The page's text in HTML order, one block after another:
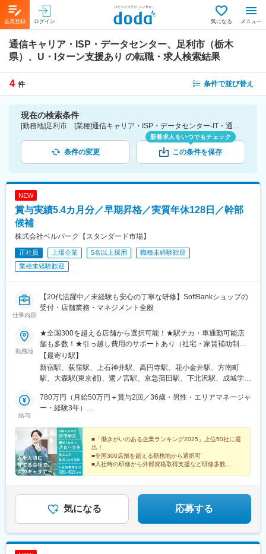
会員登録 ログイン 気になる メニュー
通信キャリア・ISP・データセンター、足利市（栃木
県）、U・Iターン支援あり の転職・求人検索結果
4 件 条件で並び替え
現在の検索条件
[勤務地]足利市 [業種]通信キャリア・ISP・データセンター-IT・通信業界 [詳細条件](待遇・福利厚生)U・Iターン支援あり
条件の変更
新着求人をいつでもチェック
この条件を保存
NEW
賞与実績5.4カ月分／早期昇格／実質年休128日／幹部
候補
株式会社ベルパーク【スタンダード市場】
正社員 上場企業 5名以上採用
職種未経験歓迎
業種未経験歓迎
仕事内容
【20代活躍中／未経験も安心の丁寧な研修】SoftBankショップの
受付・店舗業務・マネジメント全般
勤務地
★全国300を超える店舗から選択可能！★駅チカ・車通勤可能店
舗も多数！★引っ越し費用のサポートあり（社宅・家賃補助制度
など）※U・Iターン支援あり！ご希望の方も、安心してご応募くだ
さい！※受動喫煙体制：屋内全面禁煙（配属先規定に準ずる）＜特
に、積極採用中！＞東京、神奈川、千葉、埼玉、福井、三重、岐
葉、埼玉、栃木、群馬、茨城【北陸・甲信越】福井、新潟【東
海】愛知、三重、岐阜【関西】大阪【中国】岡山、広島、鳥取、
囲：会社の定める業務就業場所の変更の範囲：会社の定める場所
【最寄り駅】
新宿駅、荻窪駅、上石神井駅、高円寺駅、花小金井駅、方南町
駅、大森駅(東京都)、鷺ノ宮駅、京急蒲田駅、下北沢駅、成城学園
下鉄成増駅、高島平駅、練馬駅、亀戸駅、亀有駅、南千住駅、蓮
根駅、北千住駅、綾瀬駅、船堀駅、西大島駅、青砥駅、小岩駅、
北八王子駅、河辺駅、西八王子駅、多摩センター駅、京王永山
駅、分倍河原駅、東大和市駅、南大沢駅、矢野口駅、町田駅、田
無駅、狛江駅、亀田駅、新潟大学前駅、長町南駅、陸前高砂駅、
気仙沼市立病院駅、長岡駅、新潟駅、塚目駅、新利府駅、福島駅
(福島県)、卸町駅、南福島駅、陸前山王駅、武蔵溝ノ口駅、宮前平
駅、北茅ケ崎駅、茅ケ崎駅、本厚木駅、京急鶴見駅、鶴見市場
駅、金沢文庫駅、平塚駅、入谷駅(神奈川県)、海老名駅(相鉄・小
給与
780万円（月給50万円＋賞与2回／36歳・男性・エリアマネージャ
ー・経験3年）
■「働きがいのある企業ランキング2025」上位50社に選
出！
■全国300店舗を超える勤務地から選択可
■入社時の研修から外部資格取得支援など研修多数
気になる 応募する